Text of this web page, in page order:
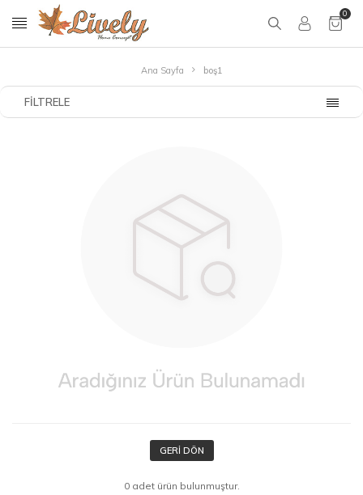
0
Ana Sayfa boş1
FILTRELE
GERI DÖN
0 adet ürün bulunmuştur.